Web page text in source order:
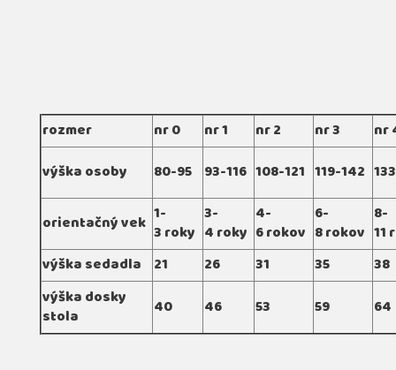
rozmer nr 0 nr 1 nr 2 nr 3
nr
výška osoby
80-95 93-116 108-121 119-142
orientačný vek 1-
3 roky
3-
4 roky
4-
6 rokov
6-
8 rokov
8-
11
výška sedadla
21 26 31 35
38
výška dosky
stola
40 46 53 59 64